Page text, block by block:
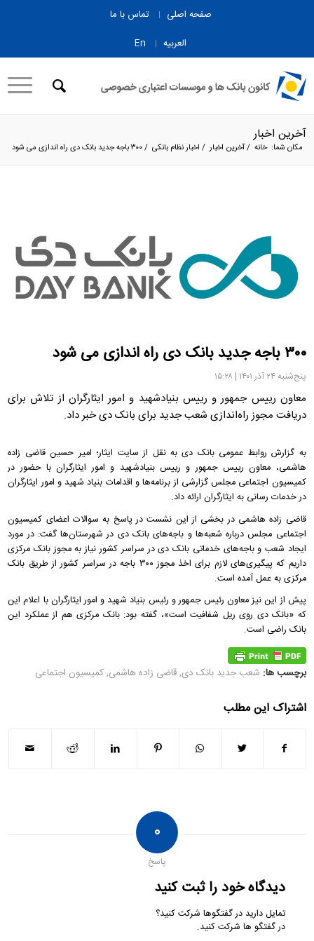
صفحه اصلی
تماس با ما
العربیه
En
آخرین اخبار
مکان شما: خانه /آخرین اخبار / اخبار نظام بانکی /۳۰۰ باجه جدید بانک دی راه اندازی می شود
۳۰۰ باجه جدید بانک دی راه اندازی می شود
پنج‌شنبه ۲۴ آذر ۱۴۰۱ | ۱۵:۲۸
معاون رییس جمهور و رییس بنیادشهید و امور ایثارگران از تلاش برای
دریافت مجوز راه‌اندازی شعب جدید برای بانک دی خبر داد.
به گزارش روابط‌ عمومی بانک دی به نقل از سایت ایثار؛ امیر حسین قاضی زاده
هاشمی، معاون رییس جمهور و رییس بنیادشهید و امور ایثارگران با حضور در
کمیسیون اجتماعی مجلس گزارشی از برنامه‌ها و اقدامات بنیاد شهید و امور ایثارگران
در خدمات رسانی به ایثارگران ارائه داد.
قاضی زاده هاشمی در بخشی از این نشست در پاسخ به سوالات اعضای کمیسیون
اجتماعی مجلس درباره شعبه‌ها و باجه‌های بانک دی در شهرستان‌ها گفت: در مورد
ایجاد شعب و باجه‌های خدماتی بانک دی در سراسر کشور نیاز به مجوز بانک مرکزی
داریم که پیگیری‌های لازم برای اخذ مجوز ۳۰۰ باجه در سراسر کشور از طریق بانک
مرکزی به عمل آمده است.
پیش از این نیز معاون رئیس جمهور و رئیس بنیاد شهید و امور ایثارگران با اعلام این
که «بانک دی روی ریل شفافیت است»، گفته بود: بانک مرکزی هم از عملکرد این
بانک راضی است.
برچسب ها: شعب جدید بانک دی,قاضی زاده هاشمی,کمیسیون اجتماعی
اشتراک این مطلب
۰
پاسخ
دیدگاه خود را ثبت کنید
تمایل دارید در گفتگوها شرکت کنید؟
در گفتگو ها شرکت کنید.